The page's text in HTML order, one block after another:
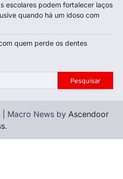
escolares podem fortalecer laços
quando há um idoso com
quem perde os dentes
Pesquisar
Macro News by Ascendoor
.